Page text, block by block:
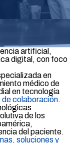
artificial,
digital, con foco
en
médico de
en tecnología
colaboración.
de los
del paciente.
soluciones y